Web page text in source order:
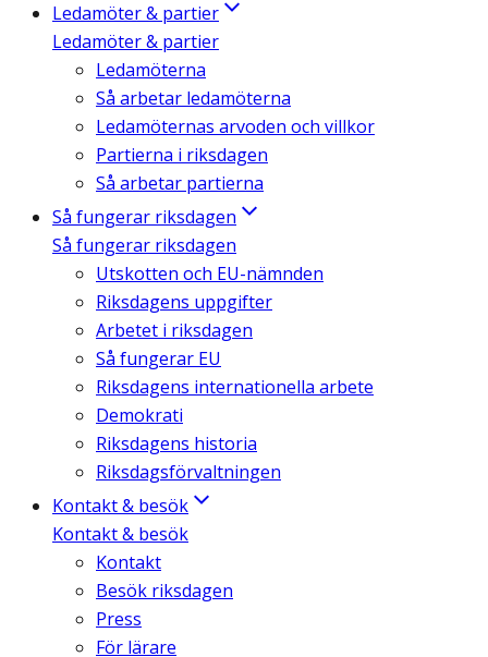
Ledamöter & partier
Ledamöter & partier
Ledamöterna
Så arbetar ledamöterna
Ledamöternas arvoden och villkor
Partierna i riksdagen
Så arbetar partierna
Så fungerar riksdagen
Så fungerar riksdagen
Utskotten och EU-nämnden
Riksdagens uppgifter
Arbetet i riksdagen
Så fungerar EU
Riksdagens internationella arbete
Demokrati
Riksdagens historia
Riksdagsförvaltningen
Kontakt & besök
Kontakt & besök
Kontakt
Besök riksdagen
Press
För lärare